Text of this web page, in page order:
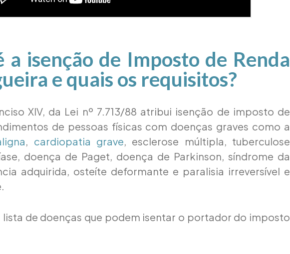
a isenção de Imposto de Renda
e quais os requisitos?
XIV, da Lei nº 7.713/88 atribui isenção de imposto de
de pessoas físicas com doenças graves como a
cardiopatia grave , esclerose múltipla, tuberculose
doença de Paget, doença de Parkinson, síndrome da
adquirida, osteíte deformante e paralisia irreversível e
lista de doenças que podem isentar o portador do imposto